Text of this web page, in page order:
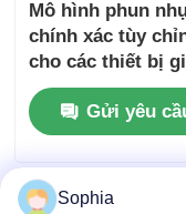
Mô hình phun
chính xác tùy
cho các thiết bị
dụng có tuổi thọ
Gửi yêu
Sophia